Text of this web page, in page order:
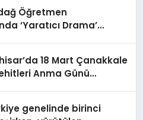
Öğretmen
‘Yaratıcı Drama’
18 Mart Çanakkale
Anma Günü
genelinde birinci